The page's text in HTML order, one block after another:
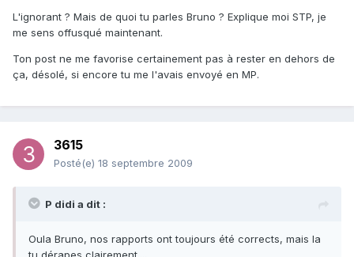
L'ignorant ? Mais de quoi tu parles Bruno ? Explique moi STP, je
me sens offusqué maintenant.
Ton post ne me favorise certainement pas à rester en dehors de
ça, désolé, si encore tu me l'avais envoyé en MP.
3615
Posté(e) 18 septembre 2009
P didi a dit :
Oula Bruno, nos rapports ont toujours été corrects, mais la
tu dérapes clairement....